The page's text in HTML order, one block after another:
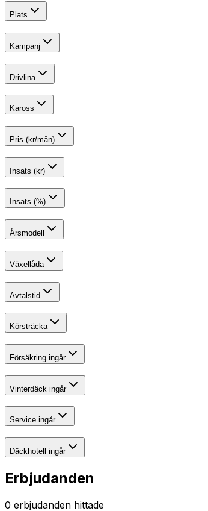
Plats
Kampanj
Drivlina
Kaross
Pris (kr/mån)
Insats (kr)
Insats (%)
Årsmodell
Växellåda
Avtalstid
Körsträcka
Försäkring ingår
Vinterdäck ingår
Service ingår
Däckhotell ingår
Erbjudanden
0 erbjudanden hittade